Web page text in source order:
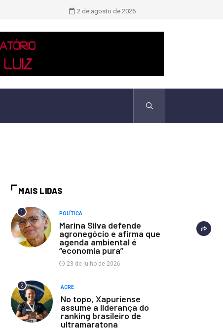
Novo boletim indica El Niño ‘muito
2 de agosto de 2026
MAIS LIDAS
1 POLÍTICA
Marina Silva defende
agronegócio e afirma que
agenda ambiental é
“economia pura”
23 de julho de 2026
2 ACRE
No topo, Xapuriense
assume a liderança do
ranking brasileiro de
ultramaratona